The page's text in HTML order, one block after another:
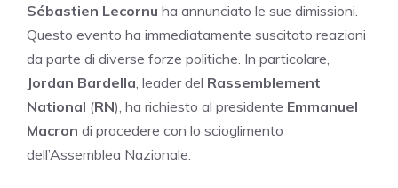
Sébastien Lecornu ha annunciato le sue dimissioni.
Questo evento ha immediatamente suscitato reazioni
da parte di diverse forze politiche. In particolare,
Jordan Bardella, leader del Rassemblement
National (RN), ha richiesto al presidente Emmanuel
Macron di procedere con lo scioglimento
dell’Assemblea Nazionale.